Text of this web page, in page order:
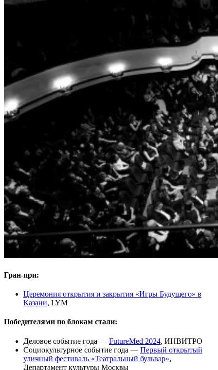
Гран-при:
Церемония открытия и закрытия «Игры Будущего» в
Казани, LYM
Победителями по блокам стали:
Деловое событие года — FutureMed 2024, ИНВИТРО
Социокультурное событие года — Первый открытый
уличный фестиваль «Театральный бульвар»‎,
Департамент культуры Москвы